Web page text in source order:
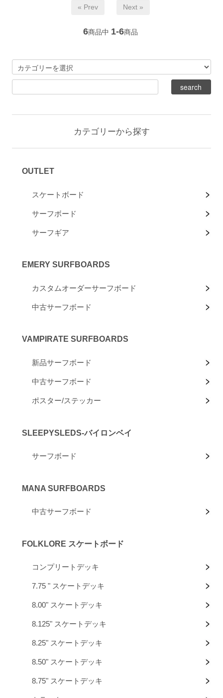
« Prev Next »
6商品中 1-6商品
カテゴリーから探す
OUTLET
スケートボード
サーフボード
サーフギア
EMERY SURFBOARDS
カスタムオーダーサーフボード
中古サーフボード
VAMPIRATE SURFBOARDS
新品サーフボード
中古サーフボード
ポスター/ステッカー
SLEEPYSLEDS-バイロンベイ
サーフボード
MANA SURFBOARDS
中古サーフボード
FOLKLORE スケートボード
コンプリートデッキ
7.75 " スケートデッキ
8.00" スケートデッキ
8.125" スケートデッキ
8.25" スケートデッキ
8.50" スケートデッキ
8.75" スケートデッキ